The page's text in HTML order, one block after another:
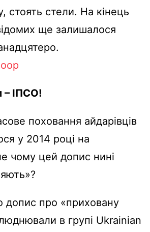
стоять стели. На кінець
ще залишалося
– ІПСО!
поховання айдарівців
у 2014 році на
чому цей допис нині
допис про «приховану
в групі Ukrainian